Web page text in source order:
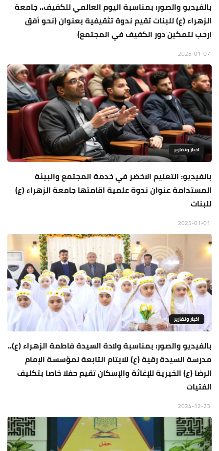
بالفيديو والصور: بمناسبة اليوم العالمي للكفيف.. جامعة
الزهراء (ع) للبنات تقيم ندوة تثقيفية بعنوان (نحو أفق
ارحب لتمكين دور الكفيف في المجتمع)
اخبار وتقارير
بالفيديو: التعليم الاخضر في خدمة المجتمع والبيئة
المستدامة عنوان ندوة علمية اقامتها جامعة الزهراء (ع)
للبنات
اخبار وتقارير
بالفيديو والصور: بمناسبة ولادة السيدة فاطمة الزهراء (ع)..
مدرسة السيدة رقية (ع) للايتام التابعة لمؤسسة الإمام
الرضا (ع) الخيرية للإغاثة والإسكان تقيم حفلا خاصا بتكليف
الفتيات